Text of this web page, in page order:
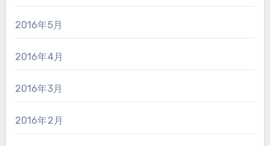
2016年5月
2016年4月
2016年3月
2016年2月